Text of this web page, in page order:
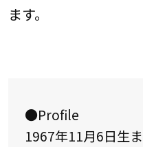
ます。
●Profile
1967年11月6日生